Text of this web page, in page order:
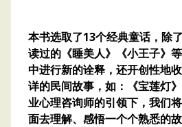
本书选取了13个经典童话，除
读过的《睡美人》《小王子》
中进行新的诠释，还开创性地
详的民间故事，如：《宝莲灯
业心理咨询师的引领下，我们
面去理解、感悟一个个熟悉的